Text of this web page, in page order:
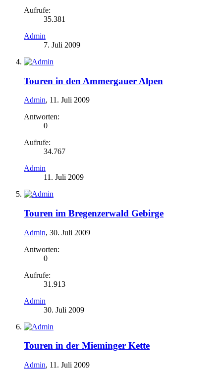
Aufrufe:
35.381
Admin
7. Juli 2009
Touren in den Ammergauer Alpen
Admin, 11. Juli 2009
Antworten:
0
Aufrufe:
34.767
Admin
11. Juli 2009
Touren im Bregenzerwald Gebirge
Admin, 30. Juli 2009
Antworten:
0
Aufrufe:
31.913
Admin
30. Juli 2009
Touren in der Mieminger Kette
Admin, 11. Juli 2009